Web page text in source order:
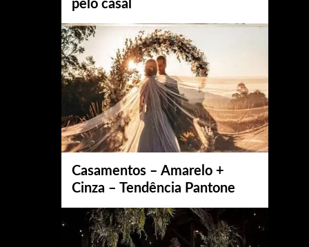
pelo casal
Casamentos – Amarelo +
Cinza – Tendência Pantone